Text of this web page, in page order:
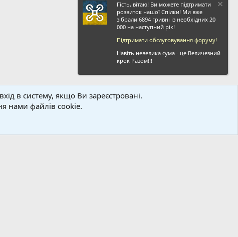
Умови і правила Політика конфіденційності
Гість, вітаю! Ви можете підтримати
розвиток нашої Спілки! Ми вже
зібрали 6894 гривні із необхідних 20
000 на наступний рік!
Підтримати обслуговування форуму!
Навіть невелика сума - це Величезний
крок Разом!!!
в систему, якщо Ви зареєстровані.
нами файлів cookie.